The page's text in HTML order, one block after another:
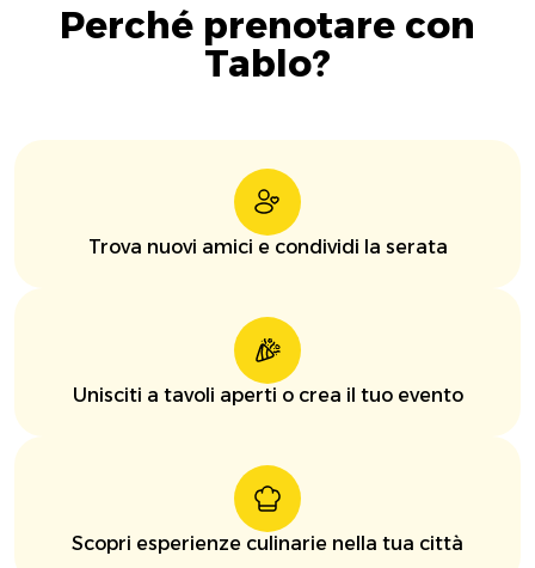
Perché prenotare con
Tablo?
Trova nuovi amici e condividi la serata
Unisciti a tavoli aperti o crea il tuo evento
Scopri esperienze culinarie nella tua città